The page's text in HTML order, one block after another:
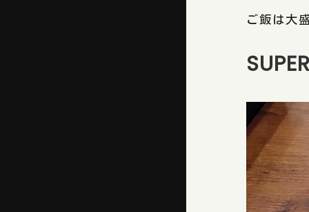
ご飯は大